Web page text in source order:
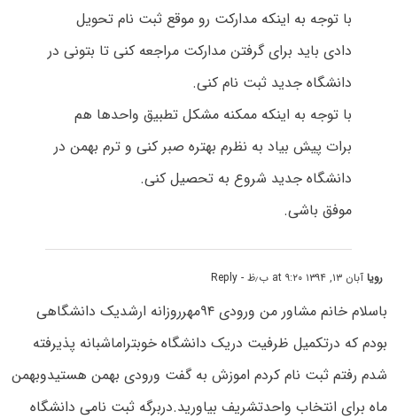
با توجه به اینکه مدارکت رو موقع ثبت نام تحویل
دادی باید برای گرفتن مدارکت مراجعه کنی تا بتونی در
دانشگاه جدید ثبت نام کنی.
با توجه به اینکه ممکنه مشکل تطبیق واحدها هم
برات پیش بیاد به نظرم بهتره صبر کنی و ترم بهمن در
دانشگاه جدید شروع به تحصیل کنی.
موفق باشی.
رویاآبان ۱۳, ۱۳۹۴ at ۹:۲۰ ب٫ظ - Reply
باسلام خانم مشاور من ورودی ۹۴مهرروزانه ارشدیک دانشگاهی
بودم که درتکمیل ظرفیت دریک دانشگاه خوبتراماشبانه پذیرفته
شدم رفتم ثبت نام کردم اموزش به گفت ورودی بهمن هستیدوبهمن
ماه برای انتخاب واحدتشریف بیاورید.دربرگه ثبت نامی دانشگاه